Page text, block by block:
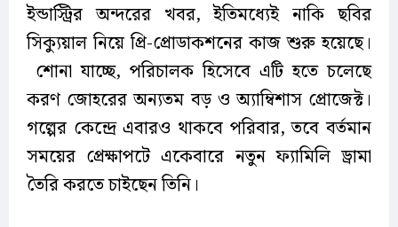
ইন্ডাস্ট্রির অন্দরের খবর, ইতিমধ্যেই নাকি ছবির
সিক্যুয়াল নিয়ে প্রি-প্রোডাকশনের কাজ শুরু হয়েছে।
শোনা যাচ্ছে, পরিচালক হিসেবে এটি হতে চলেছে
করণ জোহরের অন্যতম বড় ও অ্যাম্বিশাস প্রোজেক্ট।
গল্পের কেন্দ্রে এবারও থাকবে পরিবার, তবে বর্তমান
সময়ের প্রেক্ষাপটে একেবারে নতুন ফ্যামিলি ড্রামা
তৈরি করতে চাইছেন তিনি।